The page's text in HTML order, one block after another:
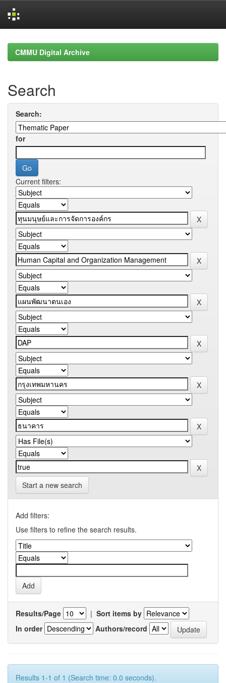
navigationCMMU Digital Archive
Search
Search:
for
Current filters:
Start a new search
Add filters:
Use filters to refine the search results.
Results/Page | Sort items by
In order
Authors/record
Results 1-1 of 1 (Search time: 0.0 seconds).